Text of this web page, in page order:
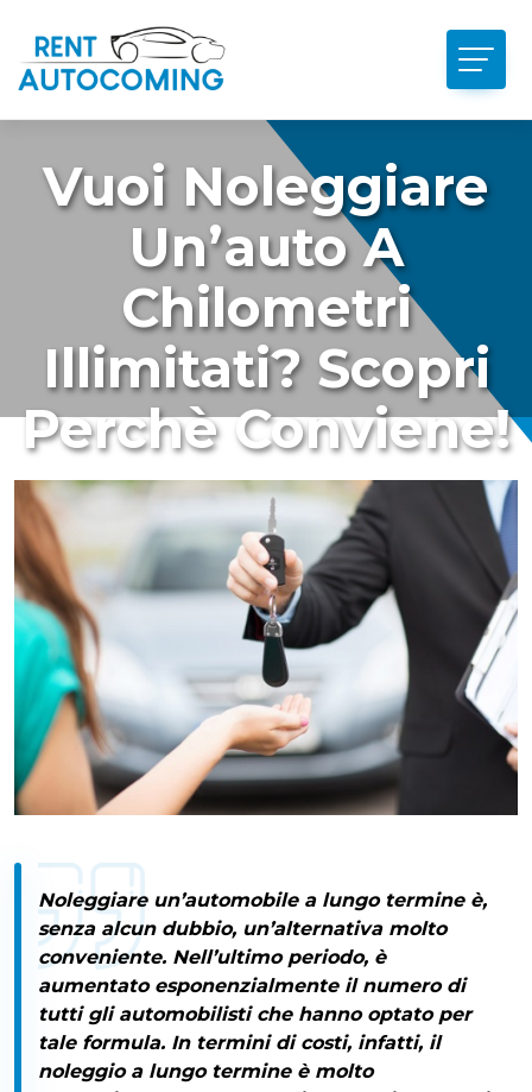
Vuoi Noleggiare
Un’auto A
Chilometri
Illimitati? Scopri
Perchè Conviene!
Noleggiare un’automobile a lungo termineè,
senza alcun dubbio, un’alternativa molto
conveniente. Nell’ultimo periodo, è
aumentato esponenzialmente il numero di
tutti gli automobilisti che hanno optato per
tale formula. In termini di costi, infatti, il
noleggio a lungo termine è molto